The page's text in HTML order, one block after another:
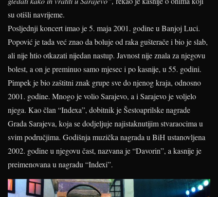
su otišli navrijeme.
Posljednji koncert imao je 5. maja 2001. godine u Banjoj Luci.
Popović je tada već znao da boluje od raka gušterače i bio je slab,
ali nije htio otkazati nijedan nastup. Javnost nije znala za njegovu
bolest, a on je preminuo samo mjesec i po kasnije, u 55. godini.
Pimpek je bio zaštitni znak grupe sve do njenog kraja, odnosno
2001. godine. Mnogo je volio Sarajevo, a i Sarajevo je voljelo
njega. Kao član “Indexa”, dobitnik je Šestoaprilske nagrade
Grada Sarajeva, koja se dodjeljuje najistaknutijim stvaraocima u
svim područjima. Godišnja muzička nagrada u BiH ustanovljena
2002. godine u njegovu čast, nazvana je “Davorin”, a kasnije je
preimenovana u nagradu “Indexi”.